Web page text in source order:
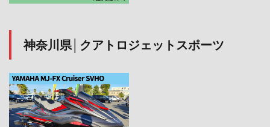
神奈川県│クアトロジェットスポーツ